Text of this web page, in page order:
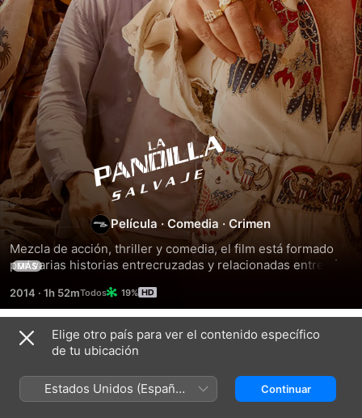
La
pandilla
salvaje
Película ·Comedia ·Crimen
Mezcla de acción, thriller y comedia, el film está formado
por varias historias entrecruzadas y relacionadas entre sí
pueblo, y cuyo hilo conductor es un hombre que busca a su
mujer secuestrada.
MÁS
2014 · 1h 52m 19%
Títulos relacionados
Monkey:
negocios
gran
Lebowski
misterio
de
Elige otro país para ver el contenido específico
de tu ubicación
Estados Unidos (Español
México)
Continuar